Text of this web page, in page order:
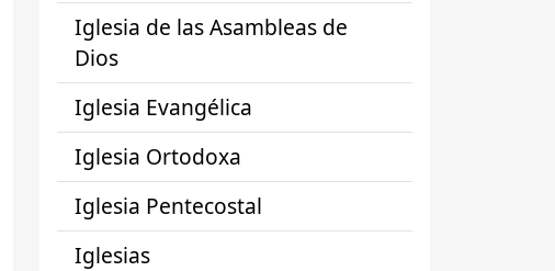
Iglesia de las Asambleas de
Dios
Iglesia Evangélica
Iglesia Ortodoxa
Iglesia Pentecostal
Iglesias